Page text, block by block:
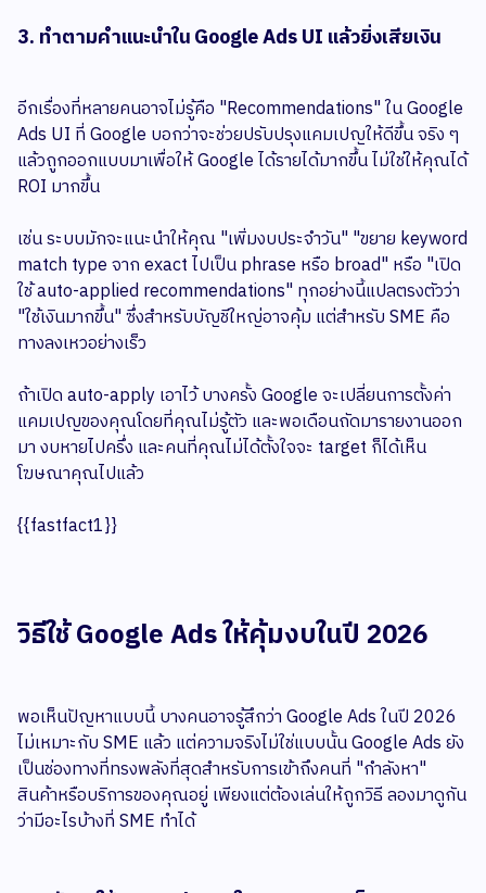
3. ทำตามคำแนะนำใน Google Ads UI แล้วยิ่งเสียเงิน
อีกเรื่องที่หลายคนอาจไม่รู้คือ "Recommendations" ใน Google
Ads UI ที่ Google บอกว่าจะช่วยปรับปรุงแคมเปญให้ดีขึ้น จริง ๆ
แล้วถูกออกแบบมาเพื่อให้ Google ได้รายได้มากขึ้น ไม่ใช่ให้คุณได้
ROI มากขึ้น
เช่น ระบบมักจะแนะนำให้คุณ "เพิ่มงบประจำวัน" "ขยาย keyword
match type จาก exact ไปเป็น phrase หรือ broad" หรือ "เปิด
ใช้ auto-applied recommendations" ทุกอย่างนี้แปลตรงตัวว่า
"ใช้เงินมากขึ้น" ซึ่งสำหรับบัญชีใหญ่อาจคุ้ม แต่สำหรับ SME คือ
ทางลงเหวอย่างเร็ว
ถ้าเปิด auto-apply เอาไว้ บางครั้ง Google จะเปลี่ยนการตั้งค่า
แคมเปญของคุณโดยที่คุณไม่รู้ตัว และพอเดือนถัดมารายงานออก
มา งบหายไปครึ่ง และคนที่คุณไม่ได้ตั้งใจจะ target ก็ได้เห็น
โฆษณาคุณไปแล้ว
{{fastfact1}}
วิธีใช้ Google Ads ให้คุ้มงบในปี 2026
พอเห็นปัญหาแบบนี้ บางคนอาจรู้สึกว่า Google Ads ในปี 2026
ไม่เหมาะกับ SME แล้ว แต่ความจริงไม่ใช่แบบนั้น Google Ads ยัง
เป็นช่องทางที่ทรงพลังที่สุดสำหรับการเข้าถึงคนที่ "กำลังหา"
สินค้าหรือบริการของคุณอยู่ เพียงแต่ต้องเล่นให้ถูกวิธี ลองมาดูกัน
ว่ามีอะไรบ้างที่ SME ทำได้